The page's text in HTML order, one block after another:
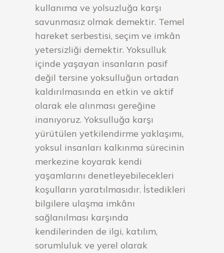
kullanıma ve yolsuzluğa karşı
savunmasız olmak demektir. Temel
hareket serbestisi, seçim ve imkân
yetersizliği demektir. Yoksulluk
içinde yaşayan insanların pasif
değil tersine yoksulluğun ortadan
kaldırılmasında en etkin ve aktif
olarak ele alınması gereğine
inanıyoruz. Yoksulluğa karşı
yürütülen yetkilendirme yaklaşımı,
yoksul insanları kalkınma sürecinin
merkezine koyarak kendi
yaşamlarını denetleyebilecekleri
koşulların yaratılmasıdır. İstedikleri
bilgilere ulaşma imkânı
sağlanılması karşında
kendilerinden de ilgi, katılım,
sorumluluk ve yerel olarak